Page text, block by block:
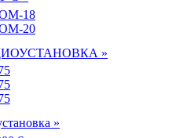
18
20
»
»